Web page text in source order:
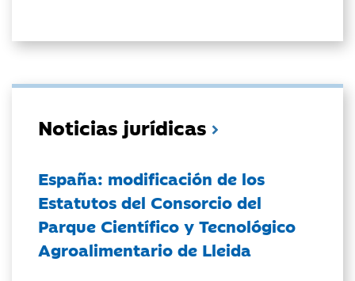
Noticias jurídicas
España: modificación de los
Estatutos del Consorcio del
Parque Científico y Tecnológico
Agroalimentario de Lleida